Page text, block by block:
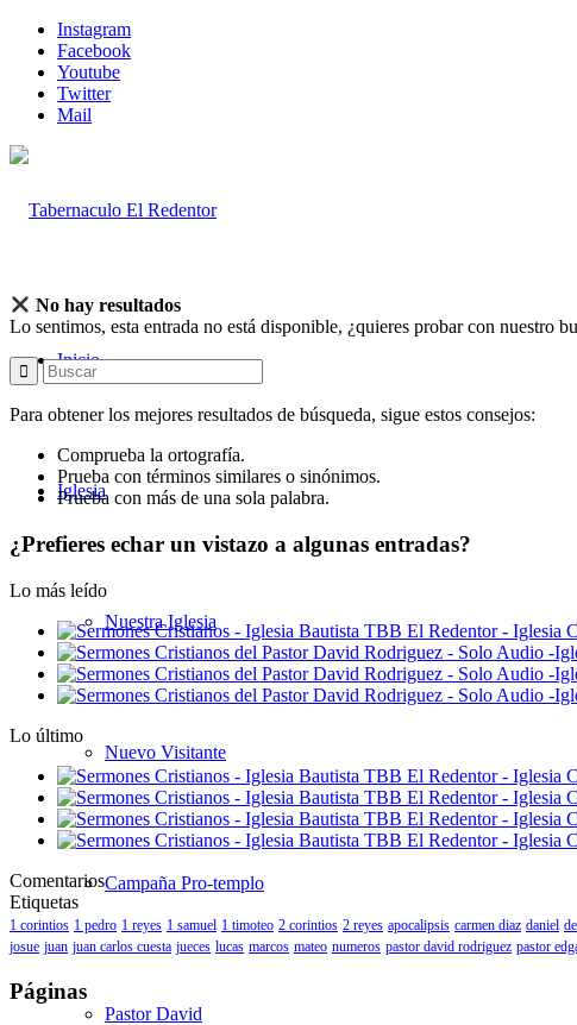
Instagram
Facebook
Youtube
Twitter
Mail
Inicio
Iglesia
Nuestra Iglesia
Nuevo Visitante
Campaña Pro-templo
Pastor David
No hay resultados
Lo sentimos, esta entrada no está disponible, ¿quieres probar con nuestro
Para obtener los mejores resultados de búsqueda, sigue estos consejos:
Comprueba la ortografía.
Prueba con términos similares o sinónimos.
Prueba con más de una sola palabra.
¿Prefieres echar un vistazo a algunas entradas?
Lo más leído
Lo último
Comentarios
Etiquetas
1 corintios 1 pedro 1 reyes 1 samuel 1 timoteo 2 corintios 2 reyes apocalipsis carmen diaz daniel
josue juan juan carlos cuesta jueces lucas marcos mateo numeros pastor david rodriguez pastor
Páginas